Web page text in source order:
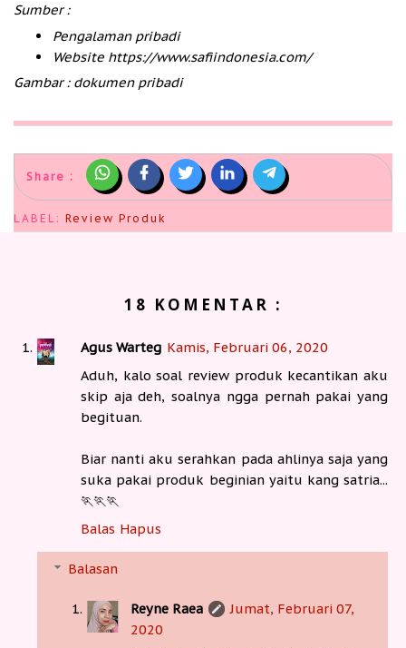
Sumber :
Pengalaman pribadi
Website https://www.safiindonesia.com/
Gambar : dokumen pribadi
Share :
LABEL: Review Produk
18 KOMENTAR :
Agus Warteg Kamis, Februari 06, 2020
Aduh, kalo soal review produk kecantikan aku
skip aja deh, soalnya ngga pernah pakai yang
begituan.
Biar nanti aku serahkan pada ahlinya saja yang
suka pakai produk beginian yaitu kang satria...
🏃🏃🏃
Balas Hapus
Balasan
Reyne Raea
Jumat, Februari 07,
2020